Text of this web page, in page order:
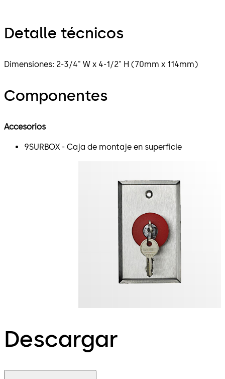
Detalle técnicos
Dimensiones: 2-3/4" W x 4-1/2" H (70mm x 114mm)
Componentes
Accesorios
9SURBOX - Caja de montaje en superficie
Descargar